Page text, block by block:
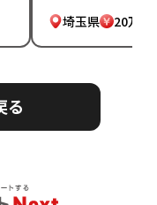
埼玉県 20万～
る